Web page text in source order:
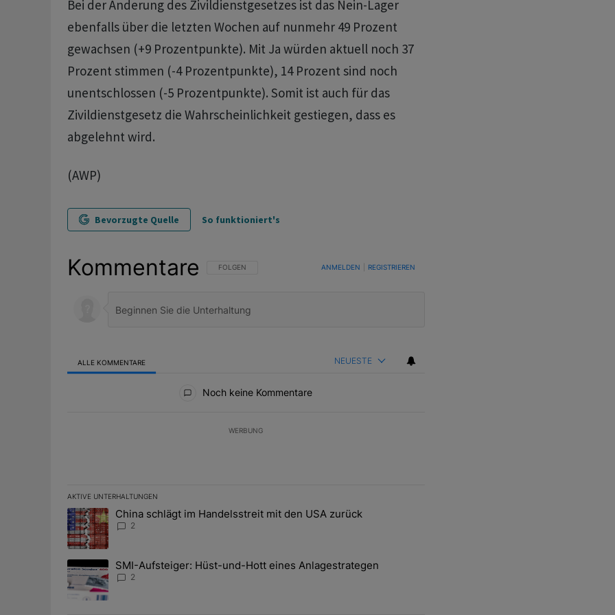
Bei der Änderung des Zivildienstgesetzes ist das Nein-Lager
ebenfalls über die letzten Wochen auf nunmehr 49 Prozent
gewachsen (+9 Prozentpunkte). Mit Ja würden aktuell noch 37
Prozent stimmen (-4 Prozentpunkte), 14 Prozent sind noch
unentschlossen (-5 Prozentpunkte). Somit ist auch für das
Zivildienstgesetz die Wahrscheinlichkeit gestiegen, dass es
abgelehnt wird.
(AWP)
Bevorzugte Quelle So funktioniert's
Kommentare FOLGE DIESER UNTERHALTUNG, UM BENACHRICHTIGT ZU WERDEN, WENN NEUE KOMMENTARE VERÖFFENTLICHT
FOLGEN ANMELDEN REGISTRIEREN
ALLE KOMMENTARE NEUESTE
Noch keine Kommentare
WERBUNG
AKTIVE UNTERHALTUNGEN
Das Folgende ist eine Liste der am meisten kommentierten Artikel der letzten 7 days.
Ein Trendartikel mit dem Titel "China schlägt im Handelsstreit mit den USA zurück" mit 2 kommentare.
China schlägt im Handelsstreit mit den USA zurück
2
Ein Trendartikel mit dem Titel "SMI-Aufsteiger: Hüst-und-Hott eines Anlagestrategen" mit 2 kommentare.
SMI-Aufsteiger: Hüst-und-Hott eines Anlagestrategen
2